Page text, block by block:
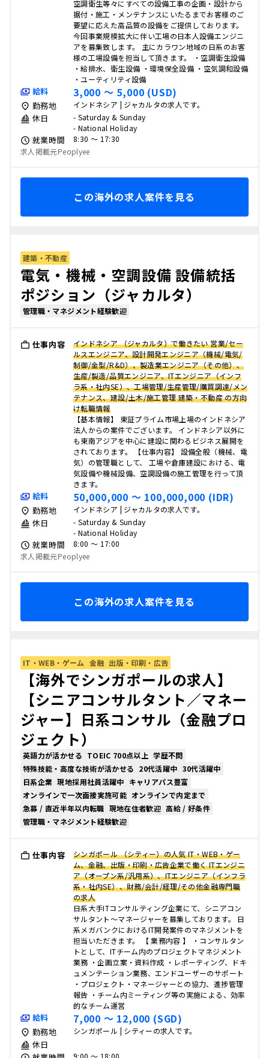
空調衛生等々にすべての設備工事の企画・設計から
据付・施工・メンテナンスにいたるまでお客様のご
要望に応えた高品質の設備をご提供しております。
今回事業規模拡大に伴い工場の日本人設備エンジニ
アを募集致します。 主にカラワン地域の日系のお客
様の工場設備を担当して頂きます。 ・空調衛生設備
・給排水、衛生設備 ・環境保全設備 ・空気調和設備
・ユーティリティ設備
給料 3,000 〜 5,000 (USD)
勤務地 インドネシア | ジャカルタの求人です。
休日
- Saturday & Sunday
- National Holiday
就業時間
8:30 〜 17:30
求人掲載元Peoplyee
この海外の求人案件を見る
建築・不動産
電気・機械・空調設備 設備統括
ポジション（ジャカルタ）
管理職・マネジメント経験歓迎
仕事内容
インドネシア （ジャカルタ）で働きたい 営業/セー
ルスエンジニア、設計開発エンジニア（機械/電気/
制御/金型/R&D）、製造業エンジニア（その他）、
生産/製造/品質エンジニア、ITエンジニア（インフ
ラ系・社内SE）、工場管理/生産管理/購買調達/メン
テナンス、建設/土木/施工管理 建築・不動産 の方向
け転職情報
【基本情報】 東証プライム市場上場のインドネシア
法人からの案件でございます。 インドネシア以外に
も東南アジアを中心に建設に関わるビジネス展開を
されております。 【仕事内容】 設備全般（機械、電
気）の管理職として、 工場や倉庫建設における、電
気設備や機械設備、空調設備の施工管理を行って頂
きます。
給料 50,000,000 〜 100,000,000 (IDR)
勤務地 インドネシア | ジャカルタの求人です。
休日
- Saturday & Sunday
- National Holiday
就業時間
8:00 〜 17:00
求人掲載元Peoplyee
この海外の求人案件を見る
IT・WEB・ゲーム 金融 出版・印刷・広告
【海外でシンガポールの求人】
【シニアコンサルタント／マネー
ジャー】日系コンサル（金融プロ
ジェクト）
英語力が活かせる TOEIC 700点以上 学歴不問
特殊技能・高度な技術が活かせる 20代活躍中 30代活躍中
日系企業 現地採用社員活躍中 キャリアパス豊富
オンラインで一次面接実施可能 オンラインで内定まで
急募 / 直近半年以内転職 現地在住者歓迎 高給 / 好条件
管理職・マネジメント経験歓迎
仕事内容
シンガポール （シティー）の人気 IT・WEB・ゲー
ム、金融、出版・印刷・広告企業で働く ITエンジニ
ア（オープン系/汎用系）、ITエンジニア（インフラ
系・社内SE）、財務/会計/経理/その他金融専門職
の求人
日系大手ITコンサルティング企業にて、シニアコン
サルタント～マネージャーを募集しております。 日
系メガバンクにおけるIT開発案件のマネジメントを
担当いただきます。 【 業務内容 】 ・コンサルタン
トとして、ITチーム内のプロジェクトマネジメント
業務 ・企画立案・資料作成 ・レポーティング、ドキ
ュメンテーション業務、エンドユーザーのサポート
・プロジェクト・マネージャーとの協力、進捗管理
報告 ・チーム内ミーティング等の実施による、効率
的なチーム運営
給料 7,000 〜 12,000 (SGD)
勤務地 シンガポール | シティーの求人です。
休日
9:00 〜 18:00